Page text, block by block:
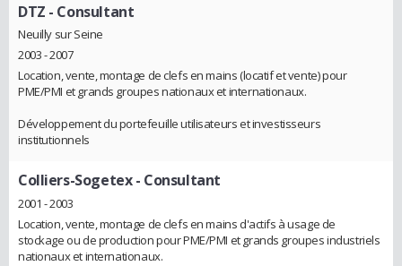
DTZ - Consultant
Neuilly sur Seine
2003 - 2007
Location, vente, montage de clefs en mains (locatif et vente) pour
PME/PMI et grands groupes nationaux et internationaux.
Développement du portefeuille utilisateurs et investisseurs
institutionnels
Colliers-Sogetex- Consultant
2001 - 2003
Location, vente, montage de clefs en mains d'actifs à usage de
stockage ou de production pour PME/PMI et grands groupes industriels
nationaux et internationaux.